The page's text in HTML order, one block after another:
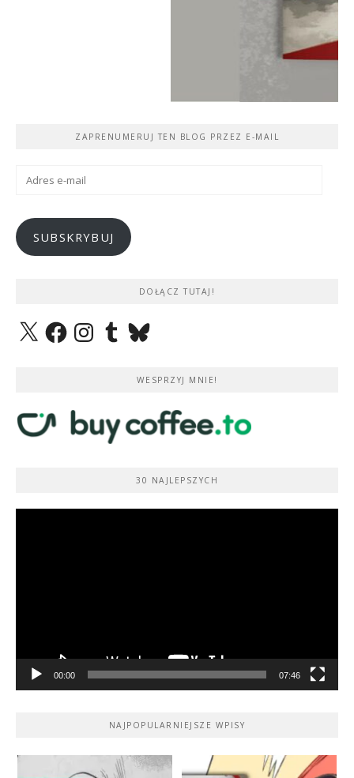
ZAPRENUMERUJ TEN BLOG PRZEZ E-MAIL
Adres
SUBSKRYBUJ
DOŁĄCZ TUTAJ!
X FacebookInstagramTumblrBluesky
WESPRZYJ MNIE!
30 NAJLEPSZYCH
00:00 07:46
NAJPOPULARNIEJSZE WPISY